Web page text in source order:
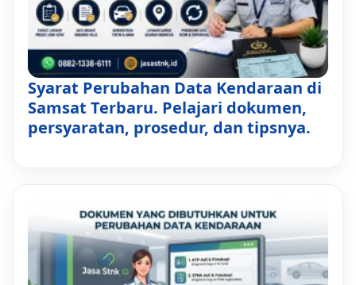
Syarat Perubahan Data Kendaraan di
Samsat Terbaru. Pelajari dokumen,
persyaratan, prosedur, dan tipsnya.